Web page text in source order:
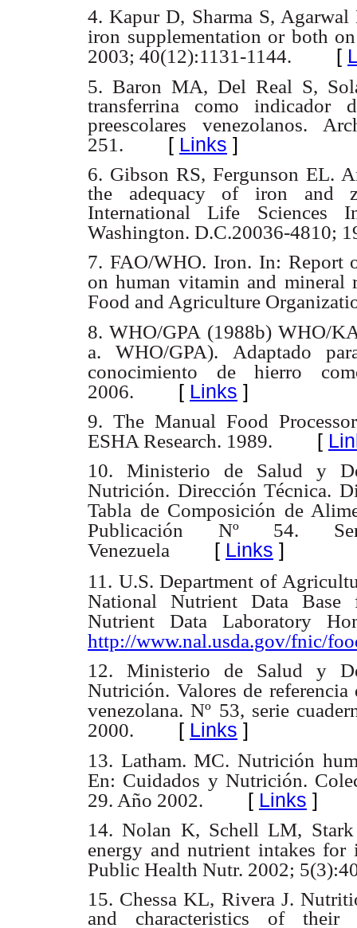
4. Kapur D, Sharma S,
iron supplementation or both
2003; 40(12):1131-1144. [
5. Baron MA, Del Real S,
transferrina como
preescolares venezolanos.
251. [ Links ]
6. Gibson RS, Fergunson EL.
the adequacy of iron and
International Life Sciences
Washington. D.C.20036-4810;
7. FAO/WHO. Iron. In: Report
on human vitamin and mineral
Food and Agriculture
8. WHO/GPA (1988b) WHO/
a. WHO/GPA). Adaptado
conocimiento de hierro
2006. [ Links ]
9. The Manual Food
ESHA Research. 1989. [
10. Ministerio de Salud y
Nutrición. Dirección Técnica.
Tabla de Composición de
Publicación Nº 54.
Venezuela [ Links ]
11. U.S. Department of
National Nutrient Data Base
Nutrient Data Laboratory
http://www.nal.usda.gov/fnic/
12. Ministerio de Salud y
Nutrición. Valores de
venezolana. Nº 53, serie
2000. [ Links ]
13. Latham. MC. Nutrición
En: Cuidados y Nutrición.
29. Año 2002. [ Links ]
14. Nolan K, Schell LM,
energy and nutrient intakes
Public Health Nutr. 2002;
15. Chessa KL, Rivera J.
and characteristics of